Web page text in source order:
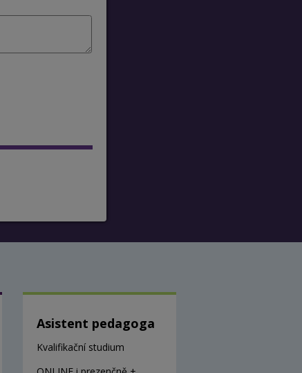
Asistent pedagoga
Kvalifikační studium